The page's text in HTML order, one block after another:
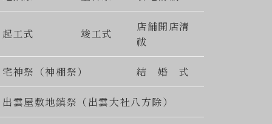
起工式 竣工式
店舗開店清
祓
宅神祭（神棚祭） 結 婚 式
出雲屋敷地鎮祭（出雲大社八方除）